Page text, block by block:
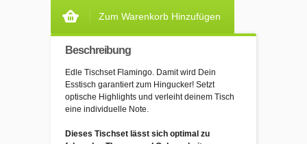
Zum Warenkorb Hinzufügen
Beschreibung
Edle Tischset Flamingo. Damit wird Dein
Esstisch garantiert zum Hingucker! Setzt
optische Highlights und verleiht deinem Tisch
eine individuelle Note.
Dieses Tischset lässt sich optimal zu